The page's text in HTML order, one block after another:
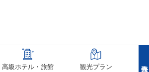
高級ホテル・旅館 観光プラン